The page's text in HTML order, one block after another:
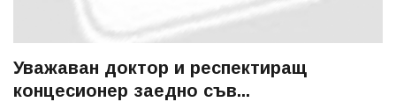
Уважаван доктор и респектиращ
концесионер заедно съв...